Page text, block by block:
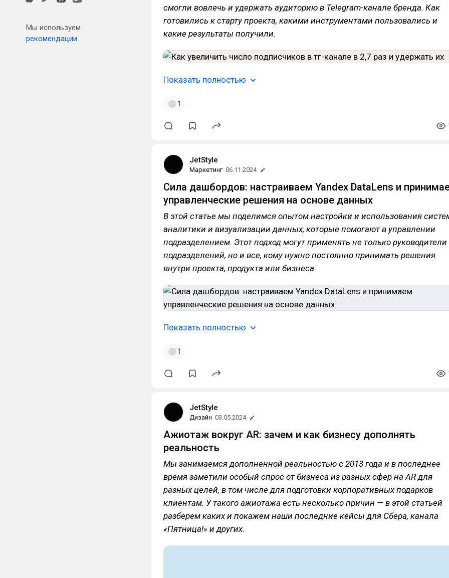
Мы используем
рекомендации.
смогли вовлечь и удержать аудиторию в Telegram-канале бренда. Как
готовились к старту проекта, какими инструментами пользовались и
какие результаты получили.
Показать полностью
1
JetStyle
Маркетинг 06.11.2024
Сила дашбордов: настраиваем Yandex DataLens и
управленческие решения на основе данных
В этой статье мы поделимся опытом настройки и использования
аналитики и визуализации данных, которые помогают в управлении
подразделением. Этот подход могут применять не только руководители
подразделений, но и все, кому нужно постоянно принимать решения
внутри проекта, продукта или бизнеса.
Показать полностью
1
JetStyle
Дизайн 03.05.2024
Ажиотаж вокруг AR: зачем и как бизнесу дополнять
реальность
Мы занимаемся дополненной реальностью с 2013 года и в последнее
время заметили особый спрос от бизнеса из разных сфер на AR для
разных целей, в том числе для подготовки корпоративных подарков
клиентам. У такого ажиотажа есть несколько причин — в этой статьей
разберем каких и покажем наши последние кейсы для Сбера, канала
«Пятница!» и других.